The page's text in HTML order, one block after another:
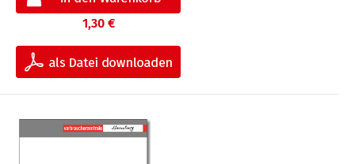
1,30 €